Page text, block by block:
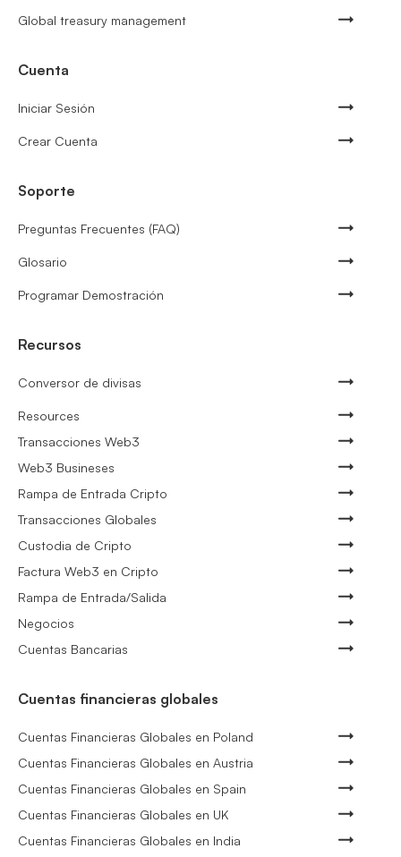
Global treasury management
Cuenta
Iniciar Sesión
Crear Cuenta
Soporte
Preguntas Frecuentes (FAQ)
Glosario
Programar Demostración
Recursos
Conversor de divisas
Resources
Transacciones Web3
Web3 Busineses
Rampa de Entrada Cripto
Transacciones Globales
Custodia de Cripto
Factura Web3 en Cripto
Rampa de Entrada/Salida
Negocios
Cuentas Bancarias
Cuentas financieras globales
Cuentas Financieras Globales en Poland
Cuentas Financieras Globales en Austria
Cuentas Financieras Globales en Spain
Cuentas Financieras Globales en UK
Cuentas Financieras Globales en India